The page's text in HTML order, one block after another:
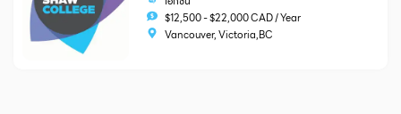
$12,500 - $22,000 CAD / Year
Vancouver, Victoria,BC